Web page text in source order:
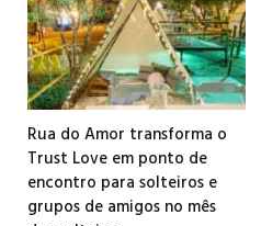
Rua do Amor transforma o
Trust Love em ponto de
encontro para solteiros e
grupos de amigos no mês